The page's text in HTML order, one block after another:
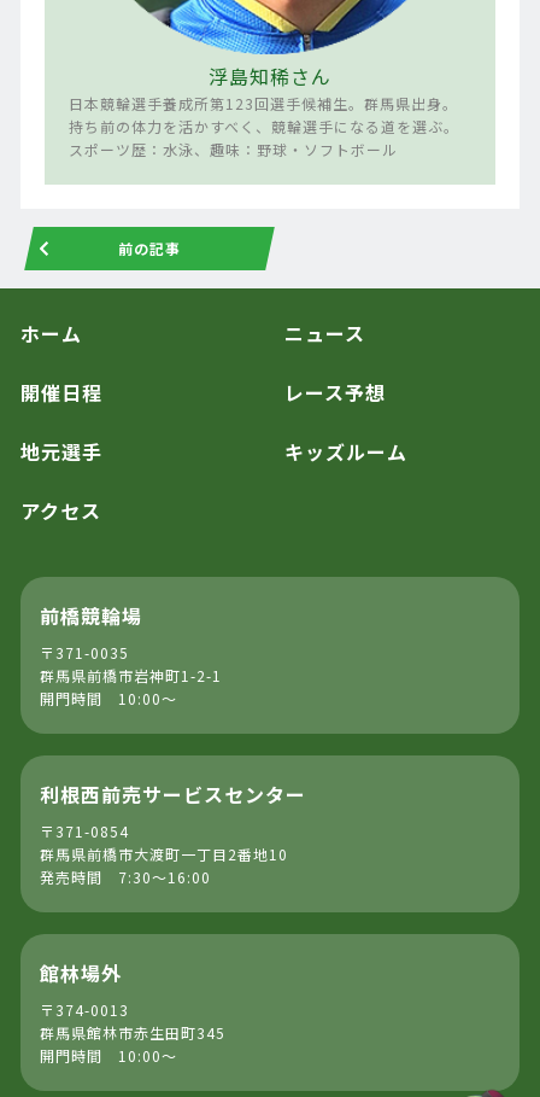
浮島知稀さん
日本競輪選手養成所第123回選手候補生。群馬県出身。
持ち前の体力を活かすべく、競輪選手になる道を選ぶ。
スポーツ歴：水泳、趣味：野球・ソフトボール
前の記事
ホーム ニュース
開催日程 レース予想
地元選手 キッズルーム
アクセス
前橋競輪場
〒371-0035
群馬県前橋市岩神町1-2-1
開門時間 10:00～
利根西前売サービスセンター
〒371-0854
群馬県前橋市大渡町一丁目2番地10
発売時間 7:30～16:00
館林場外
〒374-0013
群馬県館林市赤生田町345
開門時間 10:00～